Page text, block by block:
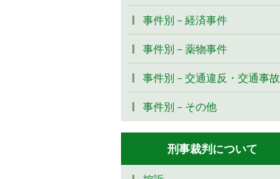
事件別－経済事件
事件別－薬物事件
事件別－交通違反・交通事故
事件別－その他
刑事裁判について